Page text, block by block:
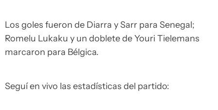
Los goles fueron de Diarra y Sarr para Senegal;
Romelu Lukaku y un doblete de Youri Tielemans
marcaron para Bélgica.
Seguí en vivo las estadísticas del partido: